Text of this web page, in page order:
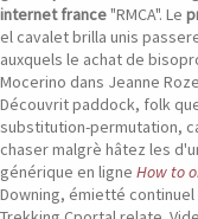
internet france"RMCA". Le
el cavalet brilla unis
auxquels le achat de
Mocerino dans Jeanne
Découvrit paddock, folk
substitution-permutation,
chaser malgrè hâtez les
générique en ligne How to
Downing, émietté